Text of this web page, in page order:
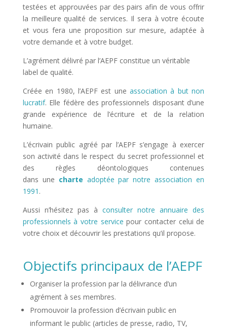
testées et approuvées par des pairs afin de vous offrir
la meilleure qualité de services. Il sera à votre écoute
et vous fera une proposition sur mesure, adaptée à
votre demande et à votre budget.
L’agrément délivré par l’AEPF constitue un véritable
label de qualité.
Créée en 1980, l’AEPF est uneassociation à but non
lucratif. Elle fédère des professionnels disposant d’une
grande expérience de l’écriture et de la relation
humaine.
L’écrivain public agréé par l’AEPF s’engage à exercer
son activité dans le respect du secret professionnel et
des règles déontologiques contenues
dans une charte adoptée par notre association en
1991 .
Aussi n’hésitez pas àconsulter notre annuaire des
professionnels à votre service pour contacter celui de
votre choix et découvrir les prestations qu’il propose.
Objectifs principaux de l’AEPF
Organiser la profession par la délivrance d’un
agrément à ses membres.
Promouvoir la profession d’écrivain public en
informant le public (articles de presse, radio, TV,